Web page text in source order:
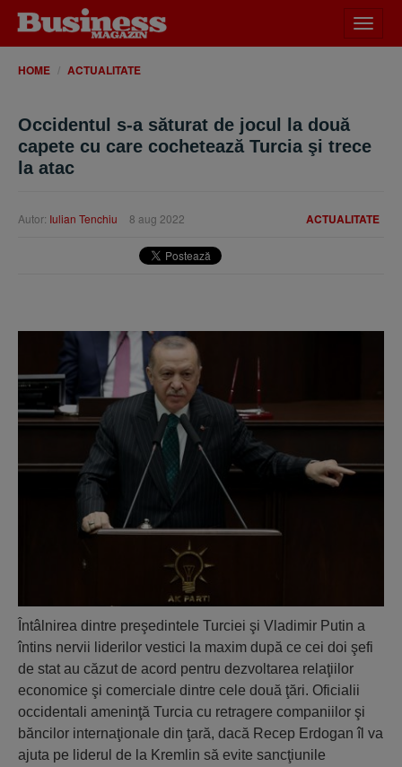
meniu
HOME ACTUALITATE
Occidentul s-a săturat de jocul la două
capete cu care cochetează Turcia şi trece
la atac
ACTUALITATE
Autor: Iulian Tenchiu 8 aug 2022
Întâlnirea dintre preşedintele Turciei şi Vladimir Putin a
întins nervii liderilor vestici la maxim după ce cei doi şefi
de stat au căzut de acord pentru dezvoltarea relaţiilor
economice şi comerciale dintre cele două ţări. Oficialii
occidentali ameninţă Turcia cu retragere companiilor şi
băncilor internaţionale din ţară, dacă Recep Erdogan îl va
ajuta pe liderul de la Kremlin să evite sancţiunile